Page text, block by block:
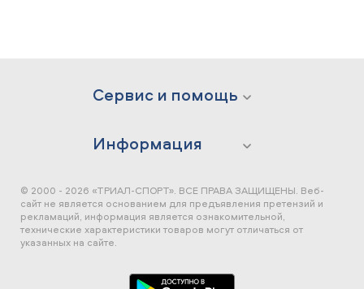
Сервис и помощь
Информация
© 2000 - 2026 «ТРИАЛ-СПОРТ». ВСЕ ПРАВА ЗАЩИЩЕНЫ. Веб-
сайт не является основанием для предъявления претензий и
рекламаций, информация является ознакомительной,
технические характеристики товаров могут отличаться от
указанных на сайте.